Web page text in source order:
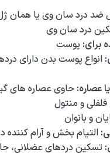
ضد درد سان وی یا همان
درد سان وی
برای: پوست
انواع پوست بدن دارای
عصاره: حاوی عصاره های
فلفلی و منتول
و بانوان
التیام بخش و آرام
تسکین دردهای عضلانی،